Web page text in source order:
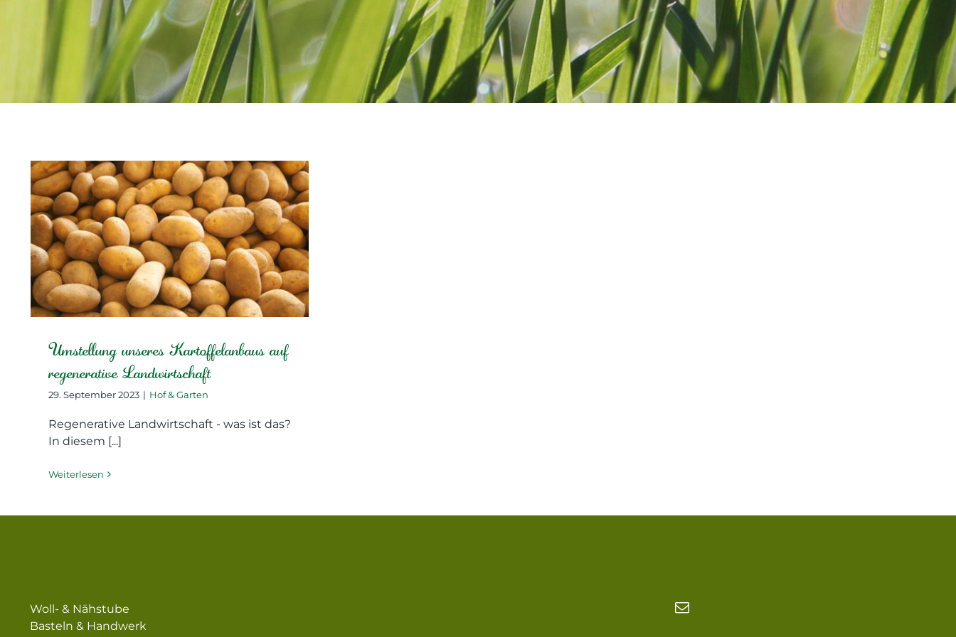
Umstellung unseres Kartoffelanbaus auf
regenerative Landwirtschaft
29. September 2023 | Hof & Garten
Regenerative Landwirtschaft - was ist das?
In diesem [...]
Weiterlesen
Woll- & Nähstube
Basteln & Handwerk